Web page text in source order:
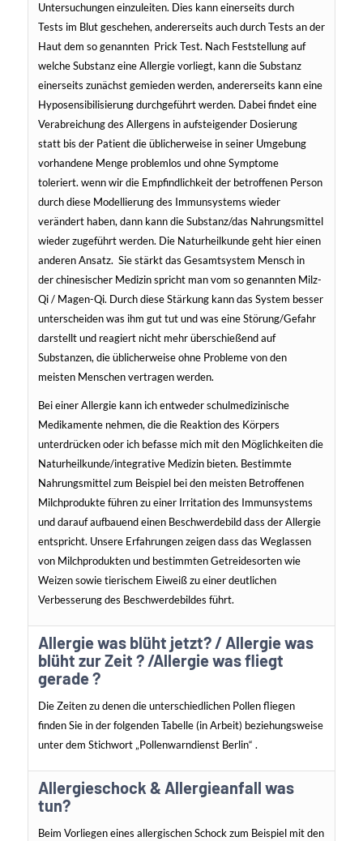
Untersuchungen einzuleiten. Dies kann einerseits durch
Tests im Blut geschehen, andererseits auch durch Tests an der
Haut dem so genannten Prick Test. Nach Feststellung auf
welche Substanz eine Allergie vorliegt, kann die Substanz
einerseits zunächst gemieden werden, andererseits kann eine
Hyposensibilisierung durchgeführt werden. Dabei findet eine
Verabreichung des Allergens in aufsteigender Dosierung
statt bis der Patient die üblicherweise in seiner Umgebung
vorhandene Menge problemlos und ohne Symptome
toleriert. wenn wir die Empfindlichkeit der betroffenen Person
durch diese Modellierung des Immunsystems wieder
verändert haben, dann kann die Substanz/das Nahrungsmittel
wieder zugeführt werden. Die Naturheilkunde geht hier einen
anderen Ansatz. Sie stärkt das Gesamtsystem Mensch in
der chinesischer Medizin spricht man vom so genannten Milz-
Qi / Magen-Qi. Durch diese Stärkung kann das System besser
unterscheiden was ihm gut tut und was eine Störung/Gefahr
darstellt und reagiert nicht mehr überschießend auf
Substanzen, die üblicherweise ohne Probleme von den
meisten Menschen vertragen werden.
Bei einer Allergie kann ich entweder schulmedizinische
Medikamente nehmen, die die Reaktion des Körpers
unterdrücken oder ich befasse mich mit den Möglichkeiten die
Naturheilkunde/integrative Medizin bieten. Bestimmte
Nahrungsmittel zum Beispiel bei den meisten Betroffenen
Milchprodukte führen zu einer Irritation des Immunsystems
und darauf aufbauend einen Beschwerdebild dass der Allergie
entspricht. Unsere Erfahrungen zeigen dass das Weglassen
von Milchprodukten und bestimmten Getreidesorten wie
Weizen sowie tierischem Eiweiß zu einer deutlichen
Verbesserung des Beschwerdebildes führt.
Allergie was blüht jetzt? / Allergie was
blüht zur Zeit ? /Allergie was fliegt
gerade ?
Die Zeiten zu denen die unterschiedlichen Pollen fliegen
finden Sie in der folgenden Tabelle (in Arbeit) beziehungsweise
unter dem Stichwort „Pollenwarndienst Berlin“ .
Allergieschock & Allergieanfall was
tun?
Beim Vorliegen eines allergischen Schock zum Beispiel mit den